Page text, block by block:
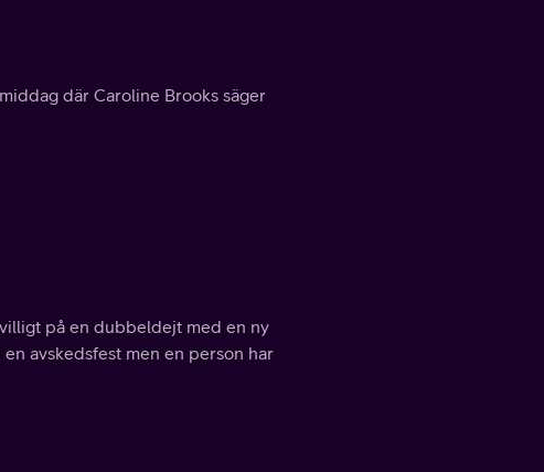
där Caroline Brooks säger
på en dubbeldejt med en ny
avskedsfest men en person har